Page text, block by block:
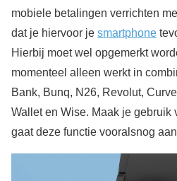
mobiele betalingen verrichten
dat je hiervoor je smartphone
Hierbij moet wel opgemerkt
momenteel alleen werkt in
Bank, Bunq, N26, Revolut,
Wallet en Wise. Maak je gebruik
gaat deze functie vooralsnog